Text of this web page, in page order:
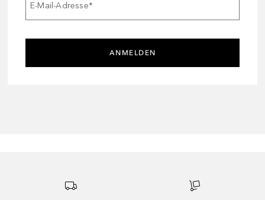
E-Mail-Adresse*
ANMELDEN